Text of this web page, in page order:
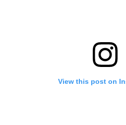
View this post on